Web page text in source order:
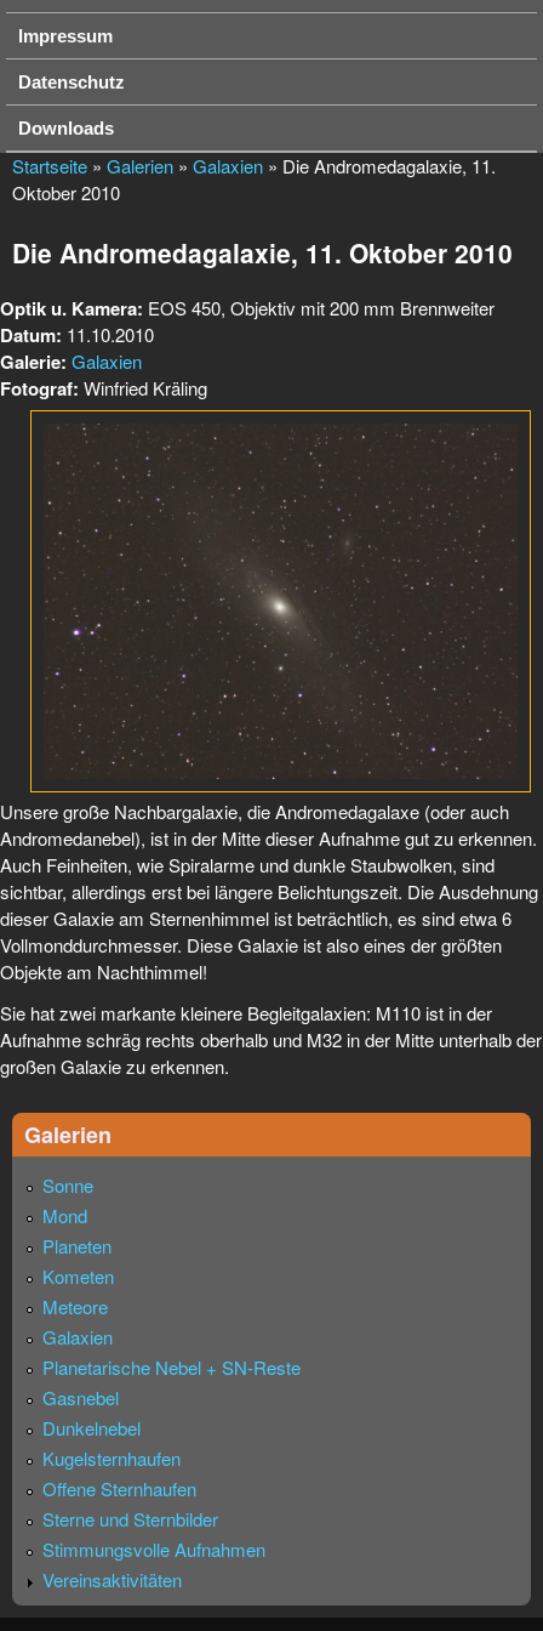
Impressum
Datenschutz
Downloads
Startseite » Galerien » Galaxien » Die Andromedagalaxie, 11.
Oktober 2010
Die Andromedagalaxie, 11. Oktober 2010
Optik u. Kamera: EOS 450, Objektiv mit 200 mm Brennweiter
Datum: 11.10.2010
Galerie: Galaxien
Fotograf: Winfried Kräling
Unsere große Nachbargalaxie, die Andromedagalaxe (oder auch
Andromedanebel), ist in der Mitte dieser Aufnahme gut zu erkennen.
Auch Feinheiten, wie Spiralarme und dunkle Staubwolken, sind
sichtbar, allerdings erst bei längere Belichtungszeit. Die Ausdehnung
dieser Galaxie am Sternenhimmel ist beträchtlich, es sind etwa 6
Vollmonddurchmesser. Diese Galaxie ist also eines der größten
Objekte am Nachthimmel!
Sie hat zwei markante kleinere Begleitgalaxien: M110 ist in der
Aufnahme schräg rechts oberhalb und M32 in der Mitte unterhalb der
großen Galaxie zu erkennen.
Galerien
Sonne
Mond
Planeten
Kometen
Meteore
Galaxien
Planetarische Nebel + SN-Reste
Gasnebel
Dunkelnebel
Kugelsternhaufen
Offene Sternhaufen
Sterne und Sternbilder
Stimmungsvolle Aufnahmen
Vereinsaktivitäten